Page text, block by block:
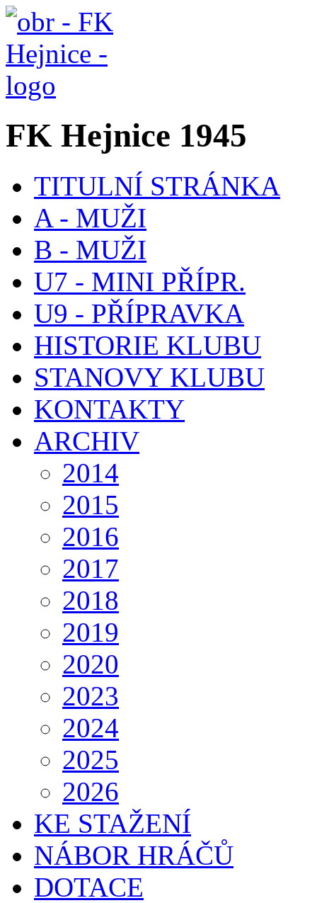
FK Hejnice 1945
TITULNÍ STRÁNKA
A - MUŽI
B - MUŽI
U7 - MINI PŘÍPR.
U9 - PŘÍPRAVKA
HISTORIE KLUBU
STANOVY KLUBU
KONTAKTY
ARCHIV
2014
2015
2016
2017
2018
2019
2020
2023
2024
2025
2026
KE STAŽENÍ
NÁBOR HRÁČŮ
DOTACE